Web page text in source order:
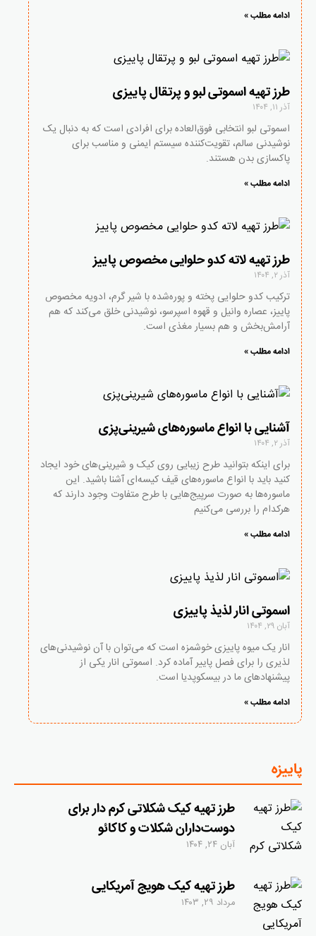
ادامه مطلب »
طرز تهیه اسموتی لبو و پرتقال پاییزی
آذر ۱۱, ۱۴۰۴
اسموتی لبو انتخابی فوق‌العاده برای افرادی است که به دنبال یک
نوشیدنی سالم، تقویت‌کننده سیستم ایمنی و مناسب برای
پاکسازی بدن هستند.
ادامه مطلب »
طرز تهیه لاته کدو حلوایی مخصوص پاییز
آذر ۲, ۱۴۰۴
ترکیب کدو حلوایی پخته و پوره‌شده با شیر گرم، ادویه مخصوص
پاییز، عصاره وانیل و قهوه اسپرسو، نوشیدنی‌ خلق می‌کند که هم
آرامش‌بخش و هم بسیار مغذی است.
ادامه مطلب »
آشنایی با انواع ماسوره‌های شیرینی‌پزی
آذر ۲, ۱۴۰۴
برای اینکه بتوانید طرح زیبایی روی کیک و شیرینی‌های خود ایجاد
کنید باید با انواع ماسوره‌های قیف کیسه‌ای آشنا باشید. این
ماسوره‌ها به صورت سرپیج‌هایی با طرح متفاوت وجود دارند که
هرکدام را بررسی می‌کنیم
ادامه مطلب »
اسموتی انار لذیذ پاییزی
آبان ۲۹, ۱۴۰۴
انار یک میوه پاییزی خوشمزه است که می‌توان با آن نوشیدنی‌های
لذیری را برای فصل پاییر آماده کرد. اسموتی انار یکی از
پیشنهادهای ما در بیسکوپدیا است.
ادامه مطلب »
پاییزه
طرز تهیه کیک شکلاتی کرم دار برای
دوست‌داران شکلات و کاکائو
آبان ۲۴, ۱۴۰۴
طرز تهیه کیک هویج آمریکایی
مرداد ۲۹, ۱۴۰۳